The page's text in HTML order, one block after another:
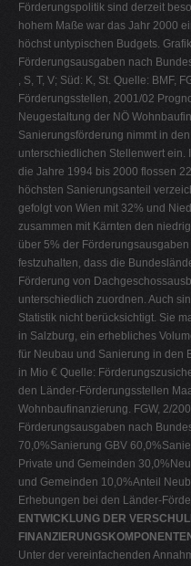
Förderungspolitik sind derzeit
hohem Maße war das Jahr 2000
höchst untypischen Budgets.
Förderungsausgaben nach
, S, T, V; Süd: K, St. Quelle: BMF,
Förderungsstellen, 2001/02
Neugestaltung der NÖ
Sanierungsförderung nimmt in
unterschiedlichen Stellenwert ein.
die Jahre 1994 bis 2000 flossen
höchsten Sanierungsanteil
gefolgt von Wien mit 32% und
zusammen mit Kärnten den
über 5% der
festzuhalten, dass die
Förderung von
unterschiedlich zuordnen. Auch
Statistik nicht berücksichtigt. Sie
in Salzburg, ein erhebliches
für Neubau und Sanierung in den
in Mio € Quelle:
den Länder-Förderungsstellen
Wohnbaufinanzierung. FGW, 2/
Förderungsausgaben nach
70,0%Sanierung GBV
Private und Gemeinden
und Gemeinden 10,0%Anteil
Erhebungen bei den Länder-
ENTWICKLUNG DER
Unter der vereinfachenden